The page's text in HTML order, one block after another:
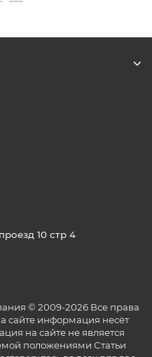
10 стр 4
© 2009-2026 Все права
сайте информация несёт
на сайте не является
положениями Статьи